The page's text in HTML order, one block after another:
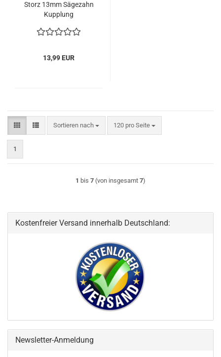
Storz 13mm Sägezahn
Kupplung
Feuerwehr PN16 ALU
13,99 EUR
Sortieren nach
Sortieren nach 120 pro Seite
pro Seite
1
1 bis 7 (von insgesamt 7)
Kostenfreier Versand innerhalb Deutschland:
Newsletter-Anmeldung